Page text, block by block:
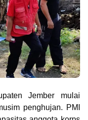
Jember mulai
penghujan. PMI